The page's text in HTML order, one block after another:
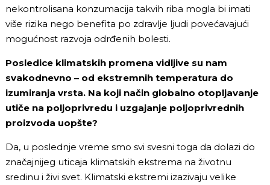
nekontrolisana konzumacija takvih riba mogla bi imati
više rizika nego benefita po zdravlje ljudi povećavajući
mogućnost razvoja odrđenih bolesti.
Posledice klimatskih promena vidljive su nam
svakodnevno – od ekstremnih temperatura do
izumiranja vrsta. Na koji način globalno otopljavanje
utiče na poljoprivredu i uzgajanje poljoprivrednih
proizvoda uopšte?
Da, u poslednje vreme smo svi svesni toga da dolazi do
značajnijeg uticaja klimatskih ekstrema na životnu
sredinu i živi svet. Klimatski ekstremi izazivaju velike